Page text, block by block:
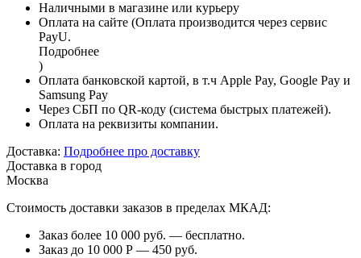
Наличными в магазине или курьеру
Оплата на сайте (Оплата производится через сервис
PayU.
Подробнее
)
Оплата банковской картой, в т.ч Apple Pay, Google Pay и
Samsung Pay
Через СБП по QR-коду (система быстрых платежей).
Оплата на реквизиты компании.
Доставка: Подробнее про доставку
Доставка в город
Москва
Стоимость доставки заказов в пределах МКАД:
Заказ более 10 000 руб. — бесплатно.
Заказ до 10 000 Р — 450 руб.